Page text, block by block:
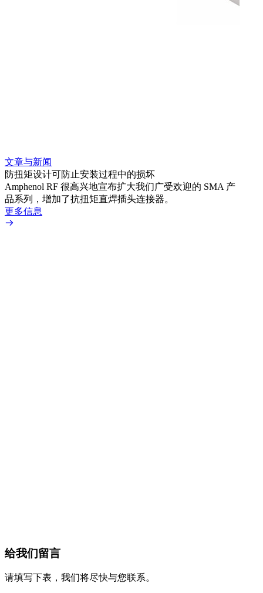
文章与新闻
防扭矩设计可防止安装过程中的损坏
Amphenol RF 很高兴地宣布扩大我们广受欢迎的 SMA 产
品系列，增加了抗扭矩直焊插头连接器。
更多信息
给我们留言
请填写下表，我们将尽快与您联系。